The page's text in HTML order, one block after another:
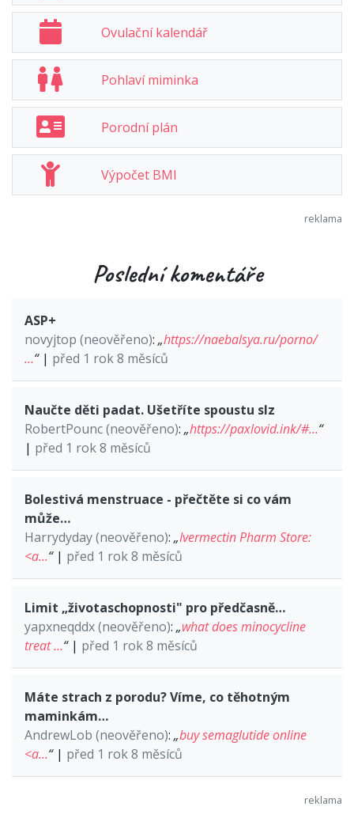
Ovulační kalendář
Pohlaví miminka
Porodní plán
Výpočet BMI
Poslední komentáře
ASP+
novyjtop (neověřeno): „https://naebalsya.ru/porno/
…“| před 1 rok 8 měsíců
Naučte děti padat. Ušetříte spoustu slz
RobertPounc (neověřeno): „https://paxlovid.ink/#…“
| před 1 rok 8 měsíců
Bolestivá menstruace - přečtěte si co vám
může…
Harrydyday (neověřeno): „Ivermectin Pharm Store:
<a…“| před 1 rok 8 měsíců
Limit „životaschopnosti" pro předčasně…
yapxneqddx (neověřeno): „what does minocycline
treat …“| před 1 rok 8 měsíců
Máte strach z porodu? Víme, co těhotným
maminkám…
AndrewLob (neověřeno): „buy semaglutide online
<a…“| před 1 rok 8 měsíců